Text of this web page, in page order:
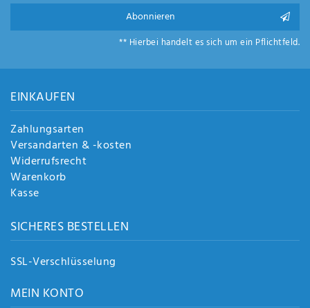
Anf
e
Abonnieren
** Hierbei handelt es sich um ein Pflichtfeld.
EINKAUFEN
Zahlungsarten
Versandarten & -kosten
Widerrufsrecht
Warenkorb
Kasse
SICHERES BESTELLEN
SSL-Verschlüsselung
MEIN KONTO